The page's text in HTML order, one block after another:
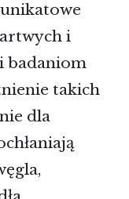
i
badaniom
takich
dla